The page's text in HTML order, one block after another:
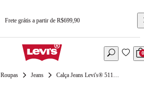
Frete grátis a partir de R$699,90
0
Roupas Jeans Calça Jeans Levi's® 511™ Slim